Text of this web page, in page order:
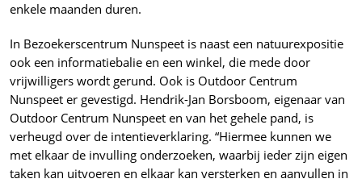
enkele maanden duren.
In Bezoekerscentrum Nunspeet is naast een natuurexpositie
ook een informatiebalie en een winkel, die mede door
vrijwilligers wordt gerund. Ook is Outdoor Centrum
Nunspeet er gevestigd. Hendrik-Jan Borsboom, eigenaar van
Outdoor Centrum Nunspeet en van het gehele pand, is
verheugd over de intentieverklaring. “Hiermee kunnen we
met elkaar de invulling onderzoeken, waarbij ieder zijn eigen
taken kan uitvoeren en elkaar kan versterken en aanvullen in